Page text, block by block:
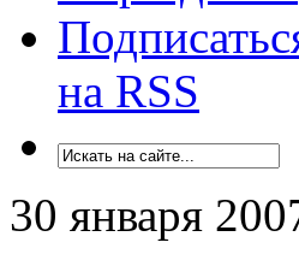
на RSS
30 января